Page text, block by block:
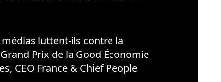
luttent-ils contre la
Prix de la Good Économie
CEO France & Chief People